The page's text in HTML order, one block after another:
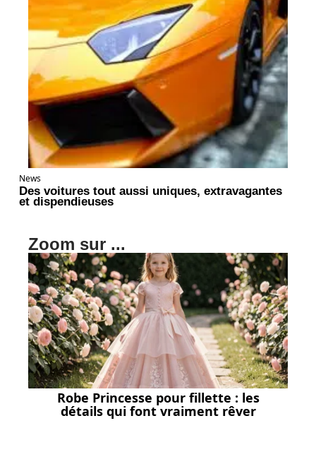
News
Des voitures tout aussi uniques, extravagantes
et dispendieuses
Zoom sur ...
Robe Princesse pour fillette : les
détails qui font vraiment rêver